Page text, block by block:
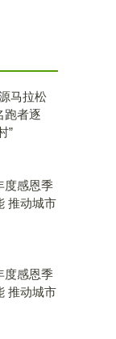
马拉松
跑者逐
”
度感恩季
推动城市
度感恩季
推动城市